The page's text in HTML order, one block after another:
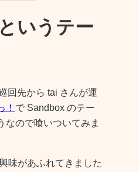
いうテー
回先から tai さんが運
！ で Sandbox のテー
なので喰いついてみま
味があふれてきました